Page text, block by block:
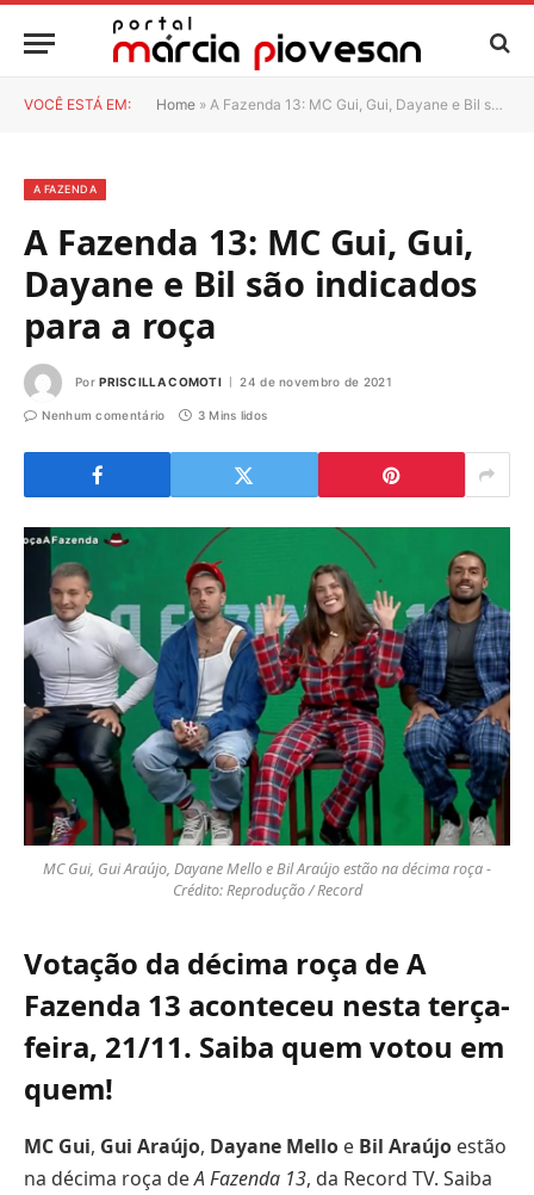
VOCÊ ESTÁ EM: Home » A Fazenda 13: MC Gui, Gui, Dayane e Bil são indicados para a roça
A FAZENDA
A Fazenda 13: MC Gui, Gui,
Dayane e Bil são indicados
para a roça
Por PRISCILLA COMOTI 24 de novembro de 2021
Nenhum comentário 3 Mins lidos
MC Gui, Gui Araújo, Dayane Mello e Bil Araújo estão na décima roça -
Crédito: Reprodução / Record
Votação da décima roça de A
Fazenda 13 aconteceu nesta terça-
feira, 21/11. Saiba quem votou em
quem!
MC Gui, Gui Araújo, Dayane Mello e Bil Araújo estão
na décima roça deA Fazenda 13, da Record TV. Saiba